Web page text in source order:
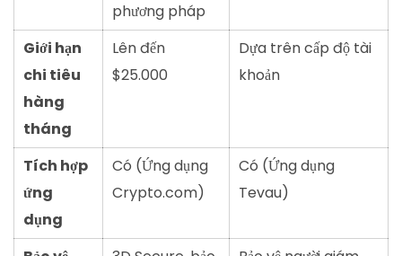
phương pháp
Giới hạn
chi tiêu
hàng
tháng
Lên đến
$25.000
Dựa trên cấp độ tài
khoản
Tích hợp
ứng
dụng
Có (Ứng dụng
Crypto.com)
Có (Ứng dụng
Tevau)